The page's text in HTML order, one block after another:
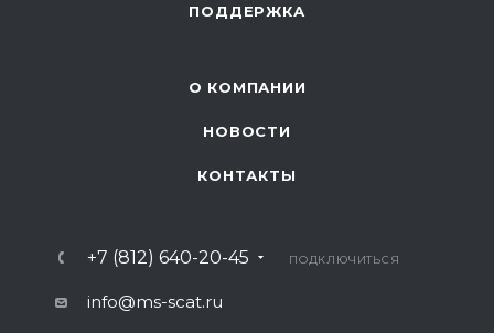
ПОДДЕРЖКА
О КОМПАНИИ
НОВОСТИ
КОНТАКТЫ
+7 (812) 640-20-45 ПОДКЛЮЧИТЬСЯ
info@ms-scat.ru